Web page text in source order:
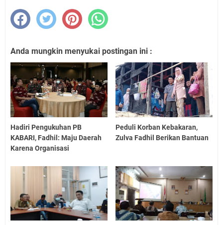
Anda mungkin menyukai postingan ini :
Hadiri Pengukuhan PB
KABARI, Fadhil: Maju Daerah
Karena Organisasi
Peduli Korban Kebakaran,
Zulva Fadhil Berikan Bantuan